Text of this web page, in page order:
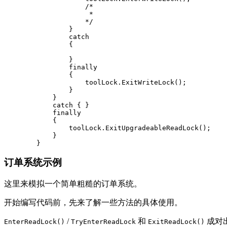
                    /*
                     *
                    */
                }
                catch
                {
                }
                finally
                {
                    toolLock.ExitWriteLock();
                }
            }
            catch { }
            finally
            {
                toolLock.ExitUpgradeableReadLock();
            }
        }
订单系统示例
这里来模拟一个简单粗糙的订单系统。
开始编写代码前，先来了解一些方法的具体使用。
EnterReadLock() / TryEnterReadLock 和 ExitReadLock() 成对